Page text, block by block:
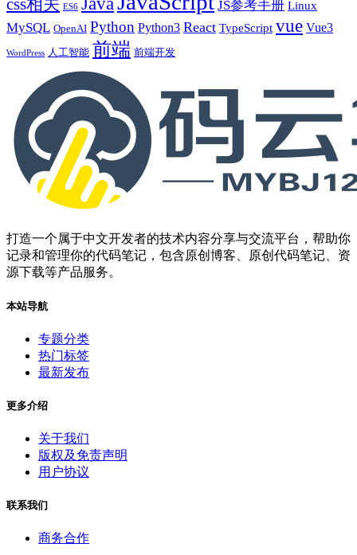
css相关 ES6 JS参考手册 Linux
MySQL OpenAI Python Python3 React TypeScript vue Vue3
WordPress 人工智能 前端 前端开发
打造一个属于中文开发者的技术内容分享与交流平台，帮助你
记录和管理你的代码笔记，包含原创博客、原创代码笔记、资
源下载等产品服务。
本站导航
专题分类
热门标签
最新发布
更多介绍
关于我们
版权及免责声明
用户协议
联系我们
商务合作